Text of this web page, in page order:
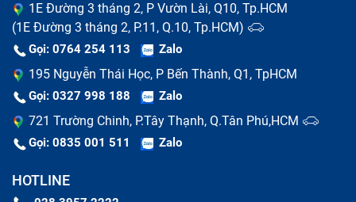
Cách khắc phục ổ đĩa DVD laptop Ổ Dvd Imac Retina 5K
27 Inch 2014 (đã tính công) bị lỗi
Lỗi mắt đọc
Tình trạng này xuất hiện do ổ đĩa lâu ngày không được
vệ sinh sạch sẽ, lớp bụi đóng đã che đi mắt đọc, khiến
Gặp phải vấn đề này bạn cần làm là vệ sinh sạch sẽ.
1E Đường 3 tháng 2, P Vườn Lài, Q10, Tp.HCM
(1E Đường 3 tháng 2, P.11, Q.10, Tp.HCM)
Gọi: 0764 254 113 Zalo
195 Nguyễn Thái Học, P Bến Thành, Q1, TpHCM
Gọi: 0327 998 188 Zalo
721 Trường Chinh, P.Tây Thạnh, Q.Tân Phú,HCM
Gọi: 0835 001 511 Zalo
HOTLINE